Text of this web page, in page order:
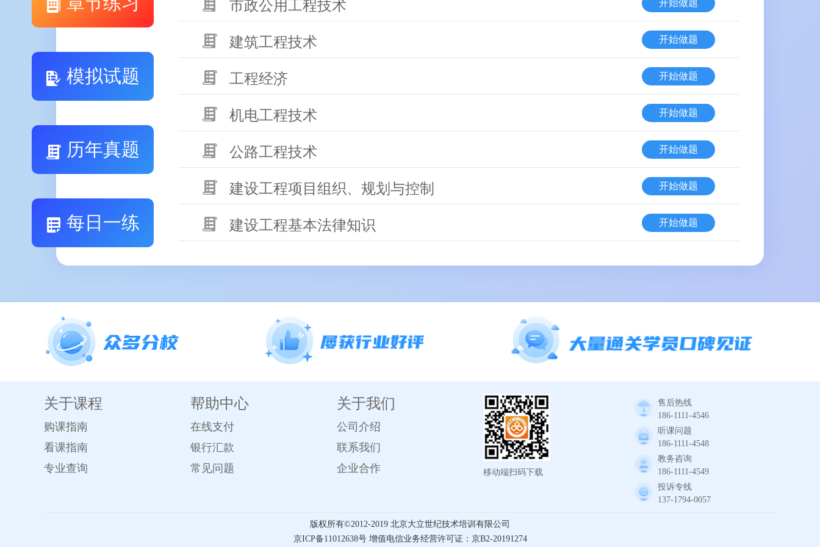
模拟试题
历年真题
每日一练
市政公用工程技术 开始做题
建筑工程技术 开始做题
工程经济 开始做题
机电工程技术 开始做题
公路工程技术 开始做题
建设工程项目组织、规划与控制 开始做题
建设工程基本法律知识 开始做题
关于课程
购课指南
看课指南
专业查询
帮助中心
在线支付
银行汇款
常见问题
关于我们
公司介绍
联系我们
企业合作
移动端扫码下载
售后热线
186-1111-4546
听课问题
186-1111-4548
教务咨询
186-1111-4549
投诉专线
137-1794-0057
版权所有©️2012-2019 北京大立世纪技术培训有限公司
京ICP备11012638号 增值电信业务经营许可证：京B2-20191274